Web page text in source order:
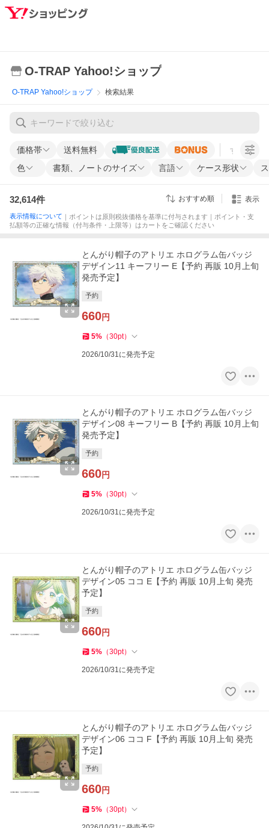
O-TRAP Yahoo!ショップ
O-TRAP Yahoo!ショップ 検索結果
価格帯 送料無料 すべての条
色 書類、ノートのサイズ 言語 ケース形状
32,614件 おすすめ順 表示
表示情報について ｜ポイントは原則税抜価格を基準に付与されます｜ポイント・支
払額等の正確な情報（付与条件・上限等）はカートをご確認ください
とんがり帽子のアトリエ ホログラム缶バッジ
デザイン11 キーフリー E【予約 再販 10月上旬
発売予定】
予約
660円
5% （30pt）
2026/10/31に発売予定
とんがり帽子のアトリエ ホログラム缶バッジ
デザイン08 キーフリー B【予約 再販 10月上旬
発売予定】
予約
660円
5% （30pt）
2026/10/31に発売予定
とんがり帽子のアトリエ ホログラム缶バッジ
デザイン05 ココ E【予約 再販 10月上旬 発売
予定】
予約
660円
5% （30pt）
2026/10/31に発売予定
とんがり帽子のアトリエ ホログラム缶バッジ
デザイン06 ココ F【予約 再販 10月上旬 発売
予定】
予約
660円
5% （30pt）